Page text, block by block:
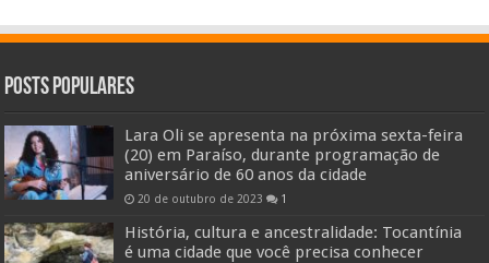
Posts Populares
Lara Oli se apresenta na próxima sexta-feira
(20) em Paraíso, durante programação de
aniversário de 60 anos da cidade
20 de outubro de 2023 1
História, cultura e ancestralidade: Tocantínia
é uma cidade que você precisa conhecer